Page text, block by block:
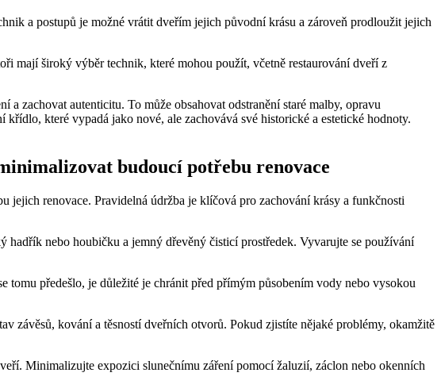
a postupů je možné vrátit dveřím jejich původní krásu a zároveň prodloužit jejich
mají široký výběr technik, které mohou použít, včetně restaurování dveří z
zachovat autenticitu. To může obsahovat odstranění staré malby, opravu
které vypadá jako nové, ale zachovává své historické a estetické hodnoty.
budoucí potřebu renovace
jejich renovace. Pravidelná údržba je klíčová pro zachování krásy a funkčnosti
nebo houbičku a jemný dřevěný čisticí prostředek. Vyvarujte se používání
předešlo, je důležité je chránit před přímým působením vody nebo vysokou
závěsů, kování a těsností dveřních otvorů. Pokud zjistíte nějaké problémy, okamžitě
Minimalizujte expozici slunečnímu záření pomocí žaluzií, záclon nebo okenních